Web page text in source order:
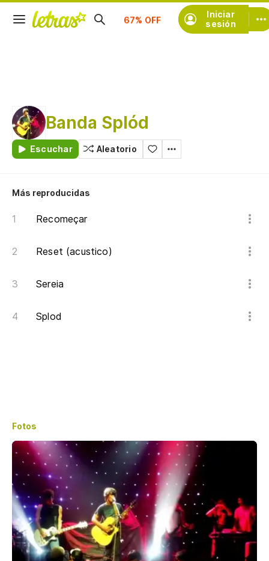
Iniciar
sesión
Suscríbete
Banda Splód
Escuchar Aleatorio
Más reproducidas
Recomeçar
Reset (acustico)
Sereia
Splod
Fotos